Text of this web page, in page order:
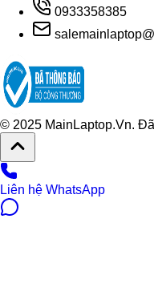
0933358385
© 2025 MainLaptop.Vn.
Liên hệ WhatsApp